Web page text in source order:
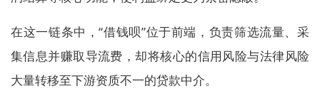
在这一链条中，“借钱呗”位于前端，负责筛选流量、采
集信息并赚取导流费，却将核心的信用风险与法律风险
大量转移至下游资质不一的贷款中介。